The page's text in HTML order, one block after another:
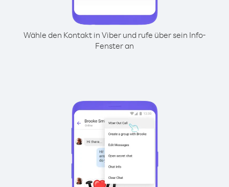
Wähle den Kontakt in Viber und rufe über sein Info-
Fenster an